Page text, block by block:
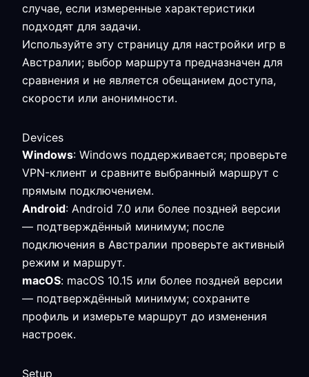
случае, если измеренные характеристики
подходят для задачи.
Используйте эту страницу для настройки игр в
Австралии; выбор маршрута предназначен для
сравнения и не является обещанием доступа,
скорости или анонимности.
Devices
Windows: Windows поддерживается; проверьте
VPN-клиент и сравните выбранный маршрут с
прямым подключением.
Android: Android 7.0 или более поздней версии
— подтверждённый минимум; после
подключения в Австралии проверьте активный
режим и маршрут.
macOS: macOS 10.15 или более поздней версии
— подтверждённый минимум; сохраните
профиль и измерьте маршрут до изменения
настроек.
Setup